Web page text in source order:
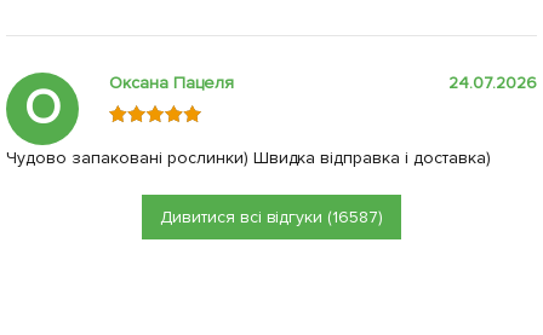
О Оксана Пацеля 24.07.2026
Чудово запаковані рослинки) Швидка відправка і доставка)
Дивитися всі відгуки (16587)